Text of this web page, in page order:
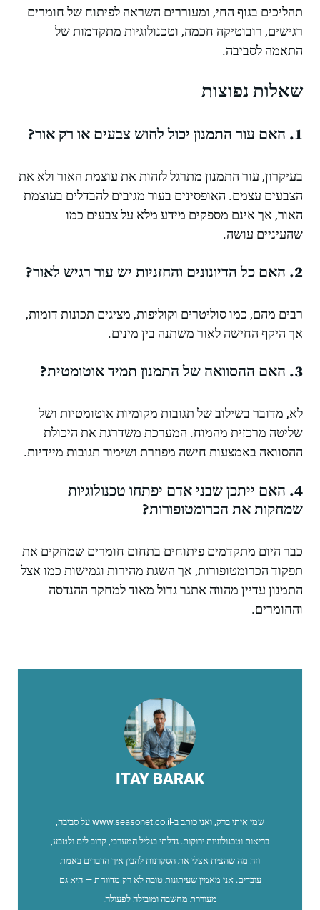
תהליכים בגוף החי, ומעוררים השראה לפיתוח של חומרים
רגישים, רובוטיקה חכמה, וטכנולוגיות מתקדמות של
התאמה לסביבה.
שאלות נפוצות
1. האם עור התמנון יכול לחוש צבעים או רק אור?
בעיקרון, עור התמנון מתרגל לזהות את עוצמת האור ולא את
הצבעים עצמם. האופסינים בעור מגיבים להבדלים בעוצמת
האור, אך אינם מספקים מידע מלא על צבעים כמו
שהעיניים עושה.
2. האם כל הדיונונים והחזניות יש עור רגיש לאור?
רבים מהם, כמו סוליטרים וקוליפות, מציגים תכונות דומות,
אך היקף החישה לאור משתנה בין מינים.
3. האם ההסוואה של התמנון תמיד אוטומטית?
לא, מדובר בשילוב של תגובות מקומיות אוטומטיות ושל
שליטה מרכזית מהמוח. המערכת משדרגת את היכולת
ההסוואה באמצעות חישה מפוזרת ושימור תגובות מיידיות.
4. האם ייתכן שבני אדם יפתחו טכנולוגיות
שמחקות את הכרומטופורות?
כבר היום מתקדמים פיתוחים בתחום חומרים שמחקים את
תפקוד הכרומטופורות, אך השגת מהירות וגמישות כמו אצל
התמנון עדיין מהווה אתגר גדול מאוד למחקר ההנדסה
והחומרים.
ITAY BARAK
שמי איתי ברק, ואני כותב ב-www.seasonet.co.il על סביבה,
בריאות וטכנולוגיות ירוקות. גדלתי בגליל המערבי, קרוב לים ולטבע,
וזה מה שהצית אצלי את הסקרנות להבין איך הדברים באמת
עובדים. אני מאמין שעיתונות טובה לא רק מדווחת — היא גם
מעוררת מחשבה ומובילה לפעולה.